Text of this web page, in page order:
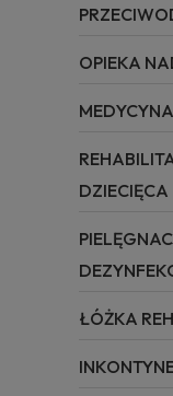
OPIEKA
DZIECIĘCA
ŁÓŻKA